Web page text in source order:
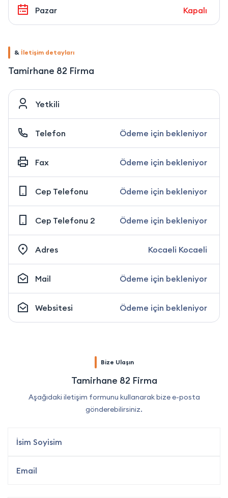
Pazar Kapalı
& İletişim detayları
Tamirhane 82 Firma
Yetkili
Telefon Ödeme için bekleniyor
Fax Ödeme için bekleniyor
Cep Telefonu Ödeme için bekleniyor
Cep Telefonu 2 Ödeme için bekleniyor
Adres Kocaeli Kocaeli
Mail Ödeme için bekleniyor
Websitesi Ödeme için bekleniyor
Bize Ulaşın
Tamirhane 82 Firma
Aşağıdaki iletişim formunu kullanarak bize e-posta
gönderebilirsiniz.